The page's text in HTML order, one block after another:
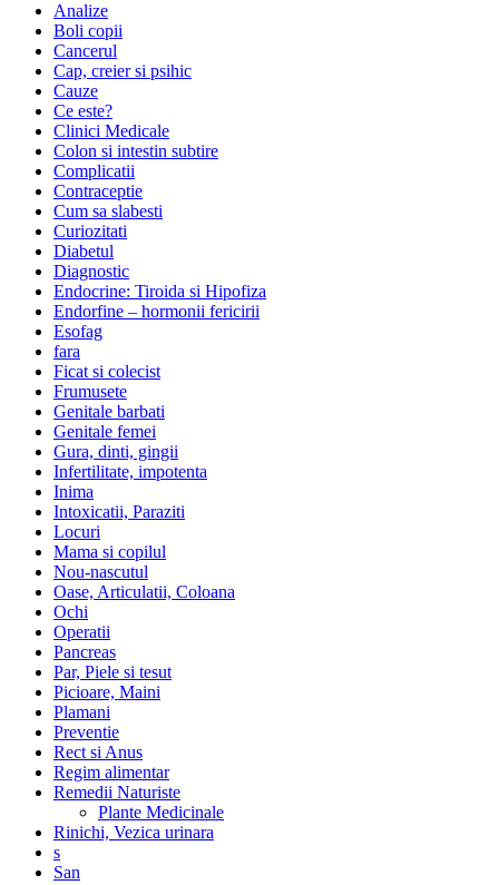
Analize
Boli copii
Cancerul
Cap, creier si psihic
Cauze
Ce este?
Clinici Medicale
Colon si intestin subtire
Complicatii
Contraceptie
Cum sa slabesti
Curiozitati
Diabetul
Diagnostic
Endocrine: Tiroida si Hipofiza
Endorfine – hormonii fericirii
Esofag
fara
Ficat si colecist
Frumusete
Genitale barbati
Genitale femei
Gura, dinti, gingii
Infertilitate, impotenta
Inima
Intoxicatii, Paraziti
Locuri
Mama si copilul
Nou-nascutul
Oase, Articulatii, Coloana
Ochi
Operatii
Pancreas
Par, Piele si tesut
Picioare, Maini
Plamani
Preventie
Rect si Anus
Regim alimentar
Remedii Naturiste
Plante Medicinale
Rinichi, Vezica urinara
s
San